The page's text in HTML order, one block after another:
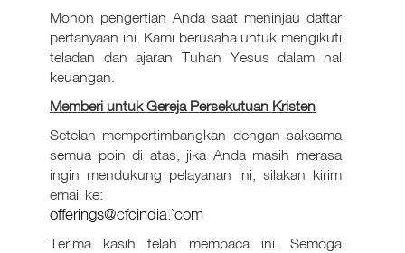
Mohon pengertian Anda saat meninjau daftar
pertanyaan ini. Kami berusaha untuk mengikuti
teladan dan ajaran Tuhan Yesus dalam hal
keuangan.
Memberi untuk Gereja Persekutuan Kristen
Setelah mempertimbangkan dengan saksama
semua poin di atas, jika Anda masih merasa
ingin mendukung pelayanan ini, silakan kirim
email ke:
offerings@cfcindia.`com
Terima kasih telah membaca ini. Semoga